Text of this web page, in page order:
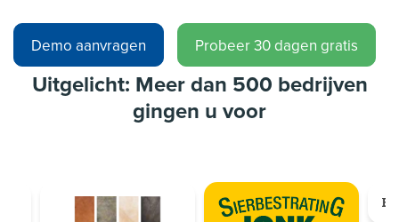
Demo aanvragen Probeer 30 dagen gratis
Uitgelicht: Meer dan 500 bedrijven
gingen u voor